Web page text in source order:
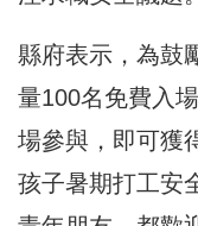
縣府表示，為鼓
量100名免費入
場參與，即可獲
孩子暑期打工安